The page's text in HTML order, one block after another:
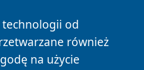
technologii od
również
na użycie